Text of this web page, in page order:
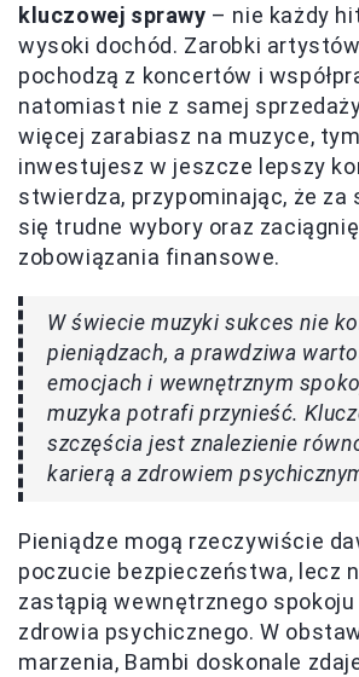
kluczowej sprawy – nie każdy
wysoki dochód. Zarobki
pochodzą z koncertów i
natomiast nie z samej
więcej zarabiasz na muzyce,
inwestujesz w jeszcze lepszy
stwierdza, przypominając, że za
się trudne wybory oraz
zobowiązania finansowe.
W świecie muzyki sukces nie
pieniądzach, a prawdziwa
emocjach i wewnętrznym
muzyka potrafi przynieść.
szczęścia jest znalezienie
karierą a zdrowiem
Pieniądze mogą rzeczywiście
poczucie bezpieczeństwa, lecz
zastąpią wewnętrznego spokoju
zdrowia psychicznego. W
marzenia, Bambi doskonale